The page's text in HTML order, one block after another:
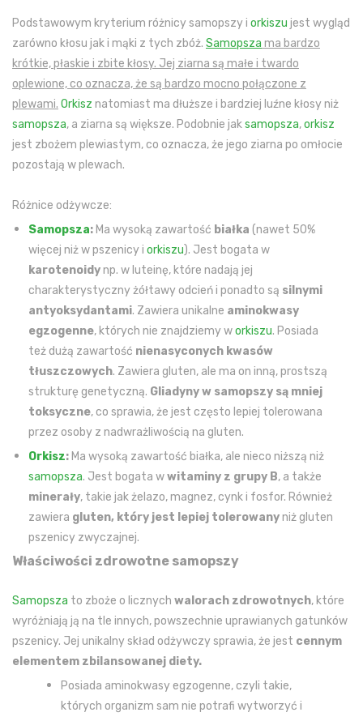
Podstawowym kryterium różnicy samopszy i orkiszu jest wygląd
zarówno kłosu jak i mąki z tych zbóż. Samopsza ma bardzo
krótkie, płaskie i zbite kłosy. Jej ziarna są małe i twardo
oplewione, co oznacza, że są bardzo mocno połączone z
plewami. Orkisz natomiast ma dłuższe i bardziej luźne kłosy niż
samopsza, a ziarna są większe. Podobnie jaksamopsza,orkisz
jest zbożem plewiastym, co oznacza, że jego ziarna po omłocie
pozostają w plewach.
Różnice odżywcze:
Samopsza: Ma wysoką zawartość białka (nawet 50%
więcej niż w pszenicy i orkiszu). Jest bogata w
karotenoidynp. w luteinę, które nadają jej
charakterystyczny żółtawy odcień i ponadto są silnymi
antyoksydantami. Zawiera unikalne aminokwasy
egzogenne, których nie znajdziemy workiszu. Posiada
też dużą zawartość nienasyconych kwasów
tłuszczowych. Zawiera gluten, ale ma on inną, prostszą
strukturę genetyczną. Gliadyny w samopszy są mniej
toksyczne, co sprawia, że jest często lepiej tolerowana
przez osoby z nadwrażliwością na gluten.
Orkisz: Ma wysoką zawartość białka, ale nieco niższą niż
samopsza. Jest bogata wwitaminy z grupy B, a także
minerały, takie jak żelazo, magnez, cynk i fosfor. Również
zawiera gluten, który jest lepiej tolerowanyniż gluten
pszenicy zwyczajnej.
Właściwości zdrowotne samopszy
Samopsza to zboże o licznych walorach zdrowotnych, które
wyróżniają ją na tle innych, powszechnie uprawianych gatunków
pszenicy. Jej unikalny skład odżywczy sprawia, że jest cennym
elementem zbilansowanej diety.
Posiada aminokwasy egzogenne, czyli takie,
których organizm sam nie potrafi wytworzyć i